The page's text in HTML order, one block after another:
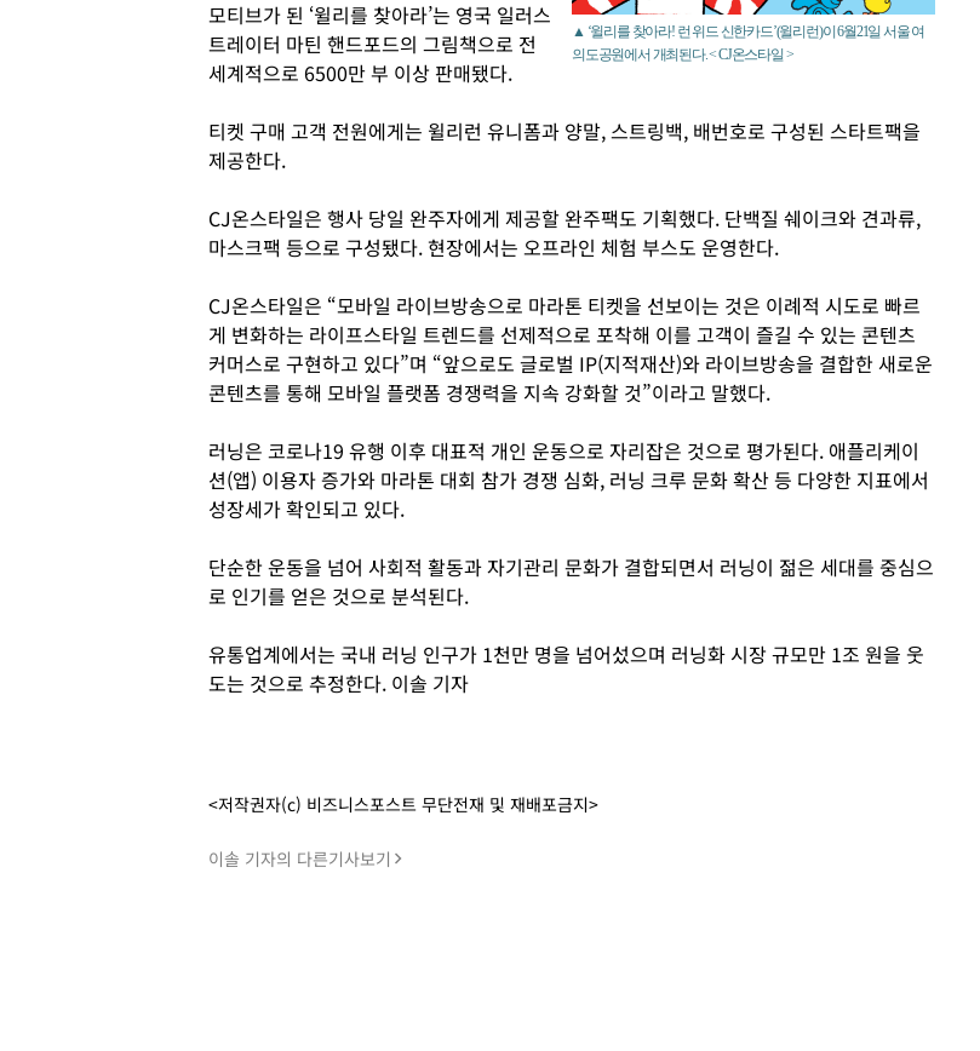
▲ ‘윌리를 찾아라! 런 위드 신한카드’(윌리런)이 6월21일 서울 여
의도공원에서 개최된다. < CJ온스타일 >
모티브가 된 ‘윌리를 찾아라’는 영국 일러스
트레이터 마틴 핸드포드의 그림책으로 전
세계적으로 6500만 부 이상 판매됐다.
티켓 구매 고객 전원에게는 윌리런 유니폼과 양말, 스트링백, 배번호로 구성된 스타트팩을
제공한다.
CJ온스타일은 행사 당일 완주자에게 제공할 완주팩도 기획했다. 단백질 쉐이크와 견과류,
마스크팩 등으로 구성됐다. 현장에서는 오프라인 체험 부스도 운영한다.
CJ온스타일은 “모바일 라이브방송으로 마라톤 티켓을 선보이는 것은 이례적 시도로 빠르
게 변화하는 라이프스타일 트렌드를 선제적으로 포착해 이를 고객이 즐길 수 있는 콘텐츠
커머스로 구현하고 있다”며 “앞으로도 글로벌 IP(지적재산)와 라이브방송을 결합한 새로운
콘텐츠를 통해 모바일 플랫폼 경쟁력을 지속 강화할 것”이라고 말했다.
러닝은 코로나19 유행 이후 대표적 개인 운동으로 자리잡은 것으로 평가된다. 애플리케이
션(앱) 이용자 증가와 마라톤 대회 참가 경쟁 심화, 러닝 크루 문화 확산 등 다양한 지표에서
성장세가 확인되고 있다.
단순한 운동을 넘어 사회적 활동과 자기관리 문화가 결합되면서 러닝이 젊은 세대를 중심으
로 인기를 얻은 것으로 분석된다.
유통업계에서는 국내 러닝 인구가 1천만 명을 넘어섰으며 러닝화 시장 규모만 1조 원을 웃
도는 것으로 추정한다. 이솔 기자
<저작권자(c) 비즈니스포스트 무단전재 및 재배포금지>
이솔 기자의 다른기사보기